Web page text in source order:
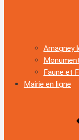
Amagney
Faune et
Mairie en ligne